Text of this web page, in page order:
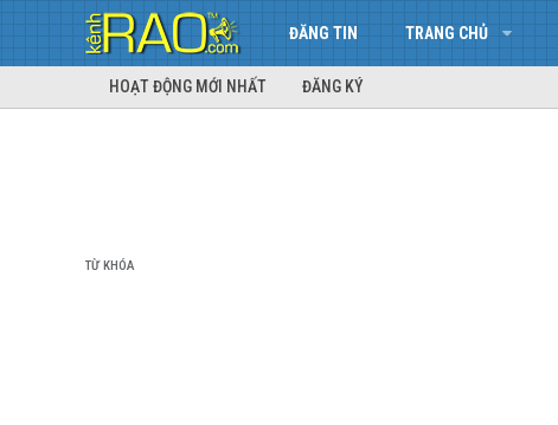
ĐĂNG TIN TRANG CHỦ
HOẠT ĐỘNG MỚI NHẤT ĐĂNG KÝ
TỪ KHÓA